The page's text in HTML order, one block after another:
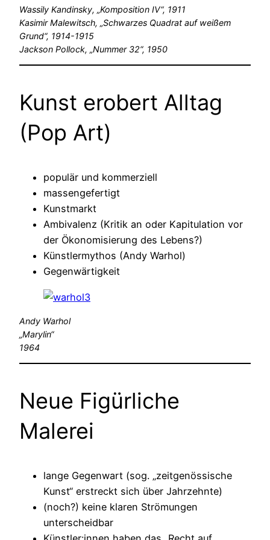
Wassily Kandinsky, „Komposition IV“, 1911
Kasimir Malewitsch, „Schwarzes Quadrat auf weißem
Grund“, 1914-1915
Jackson Pollock, „Nummer 32“, 1950
Kunst erobert Alltag
(Pop Art)
populär und kommerziell
massengefertigt
Kunstmarkt
Ambivalenz (Kritik an oder Kapitulation vor
der Ökonomisierung des Lebens?)
Künstlermythos (Andy Warhol)
Gegenwärtigkeit
Andy Warhol
„Marylin“
1964
Neue Figürliche
Malerei
lange Gegenwart (sog. „zeitgenössische
Kunst“ erstreckt sich über Jahrzehnte)
(noch?) keine klaren Strömungen
unterscheidbar